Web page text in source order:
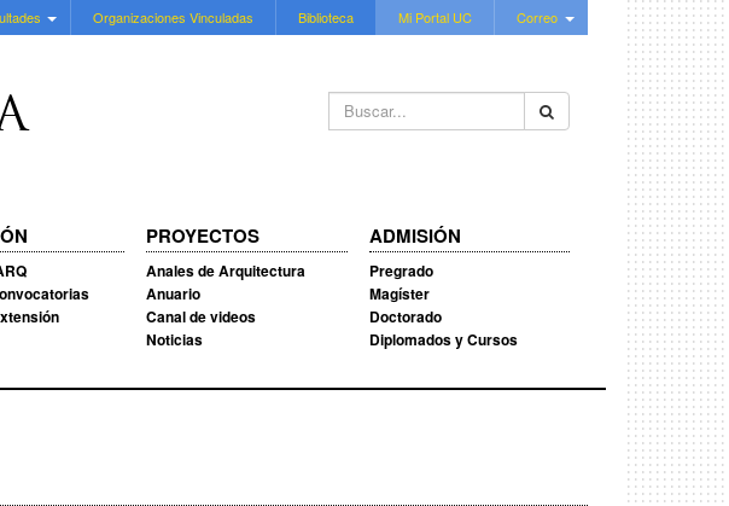
Organizaciones Vinculadas Biblioteca Mi Portal UC Correo
Buscar...
PROYECTOS
Anales de Arquitectura
Anuario
Canal de videos
Noticias
ADMISIÓN
Pregrado
Magíster
Doctorado
Diplomados y Cursos